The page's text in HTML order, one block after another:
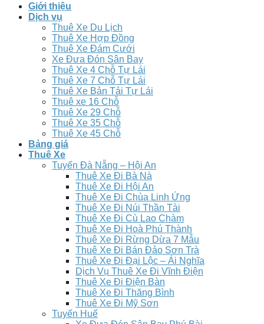
Giới thiệu
Dịch vụ
Thuê Xe Du Lịch
Thuê Xe Hợp Đồng
Thuê Xe Đám Cưới
Xe Đưa Đón Sân Bay
Thuê Xe 4 Chỗ Tự Lái
Thuê Xe 7 Chỗ Tự Lái
Thuê Xe Bản Tải Tự Lái
Thuê xe 16 Chỗ
Thuê Xe 29 Chỗ
Thuê Xe 35 Chỗ
Thuê Xe 45 Chỗ
Bảng giá
Thuê Xe
Tuyến Đà Nẵng – Hội An
Thuê Xe Đi Bà Nà
Thuê Xe Đi Hội An
Thuê Xe Đi Chùa Linh Ứng
Thuê Xe Đi Núi Thần Tài
Thuê Xe Đi Cù Lao Chàm
Thuê Xe Đi Hoà Phú Thành
Thuê Xe Đi Rừng Dừa 7 Mẫu
Thuê Xe Đi Bán Đảo Sơn Trà
Thuê Xe Đi Đại Lộc – Ái Nghĩa
Dịch Vụ Thuê Xe Đi Vĩnh Điện
Thuê Xe Đi Điện Bàn
Thuê Xe Đi Thăng Bình
Thuê Xe Đi Mỹ Sơn
Tuyến Huế